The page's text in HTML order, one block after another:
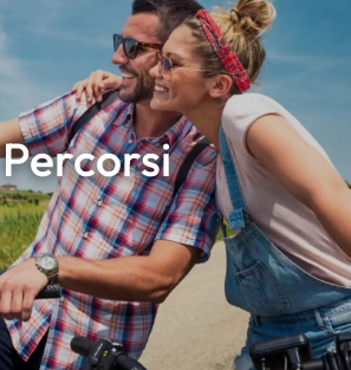
Percorsi